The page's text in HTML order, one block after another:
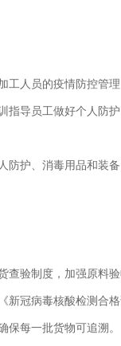
人员的疫情防控管理
指导员工做好个人防
护、消毒用品和装备
验制度，加强原料验
新冠病毒核酸检测合
保每一批货物可追溯。